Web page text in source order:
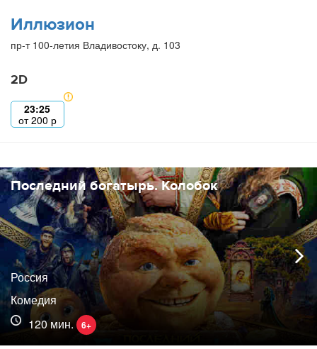
Иллюзион
пр-т 100-летия Владивостоку, д. 103
2D
23:25
от200 р
Последний богатырь. Колобок
Россия
Комедия
120 мин.
6+